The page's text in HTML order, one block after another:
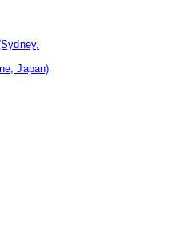
Japan)